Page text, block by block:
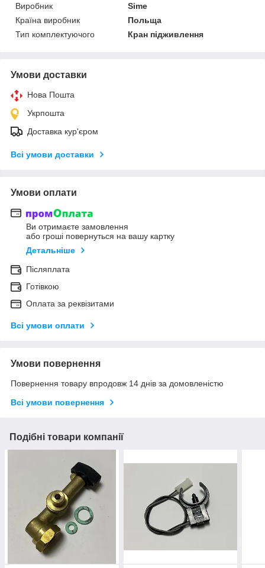
Виробник
Sime
Країна виробник
Польща
Тип комплектуючого
Кран підживлення
Умови доставки
Нова Пошта
Укрпошта
Доставка кур'єром
Всі умови доставки
Умови оплати
Ви отримаєте замовлення
або гроші повернуться на вашу картку
Детальніше
Післяплата
Готівкою
Оплата за реквізитами
Всі умови оплати
Умови повернення
Повернення товару впродовж 14 днів за домовленістю
Всі умови повернення
Подібні товари компанії